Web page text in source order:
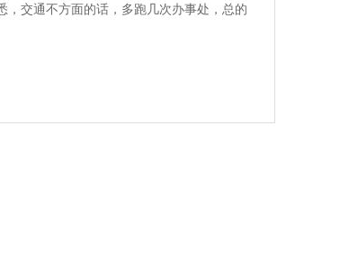
交通不方面的话，多跑几次办事处，总的